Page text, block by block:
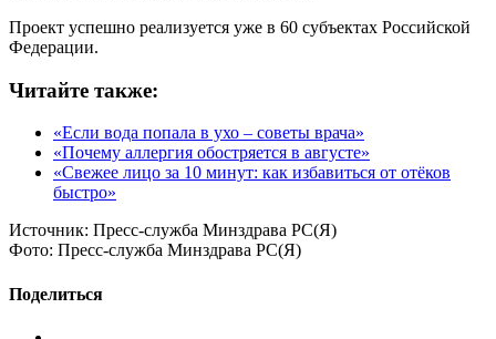
Проект успешно реализуется уже в 60 субъектах Российской
Федерации.
Читайте также:
«Если вода попала в ухо – советы врача»
«Почему аллергия обостряется в августе»
«Свежее лицо за 10 минут: как избавиться от отёков
быстро»
Источник: Пресс-служба Минздрава РС(Я)
Фото: Пресс-служба Минздрава РС(Я)
Поделиться